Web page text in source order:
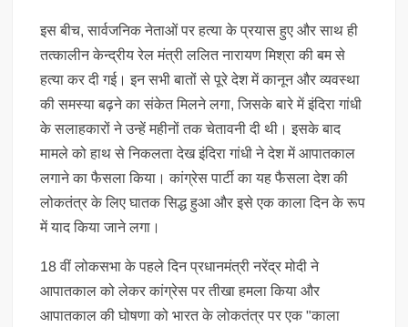
इस बीच, सार्वजनिक नेताओं पर हत्या के प्रयास हुए और साथ ही
तत्कालीन केन्द्रीय रेल मंत्री ललित नारायण मिश्रा की बम से
हत्या कर दी गई। इन सभी बातों से पूरे देश में कानून और व्यवस्था
की समस्या बढ़ने का संकेत मिलने लगा, जिसके बारे में इंदिरा गांधी
के सलाहकारों ने उन्हें महीनों तक चेतावनी दी थी। इसके बाद
मामले को हाथ से निकलता देख इंदिरा गांधी ने देश में आपातकाल
लगाने का फैसला किया। कांग्रेस पार्टी का यह फैसला देश की
लोकतंत्र के लिए घातक सिद्ध हुआ और इसे एक काला दिन के रूप
में याद किया जाने लगा।
18 वीं लोकसभा के पहले दिन प्रधानमंत्री नरेंद्र मोदी ने
आपातकाल को लेकर कांग्रेस पर तीखा हमला किया और
आपातकाल की घोषणा को भारत के लोकतंत्र पर एक "काला